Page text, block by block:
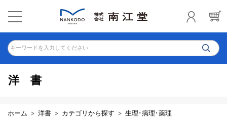
キーワードを入力してください
洋書
ホーム 洋書 カテゴリから探す
生理･病理･薬理